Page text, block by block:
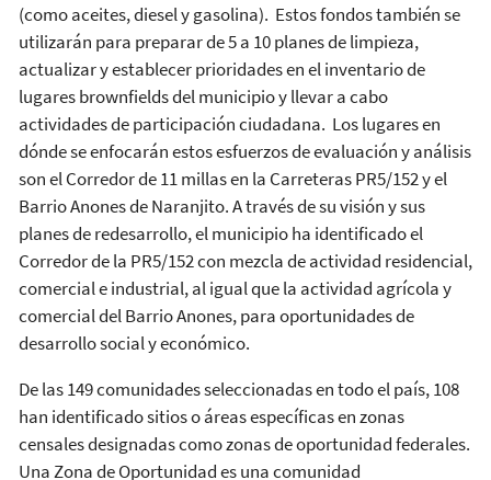
(como aceites, diesel y gasolina). Estos fondos también se
utilizarán para preparar de 5 a 10 planes de limpieza,
actualizar y establecer prioridades en el inventario de
lugares brownfields del municipio y llevar a cabo
actividades de participación ciudadana. Los lugares en
dónde se enfocarán estos esfuerzos de evaluación y análisis
son el Corredor de 11 millas en la Carreteras PR5/152 y el
Barrio Anones de Naranjito. A través de su visión y sus
planes de redesarrollo, el municipio ha identificado el
Corredor de la PR5/152 con mezcla de actividad residencial,
comercial e industrial, al igual que la actividad agrícola y
comercial del Barrio Anones, para oportunidades de
desarrollo social y económico.
De las 149 comunidades seleccionadas en todo el país, 108
han identificado sitios o áreas específicas en zonas
censales designadas como zonas de oportunidad federales.
Una Zona de Oportunidad es una comunidad